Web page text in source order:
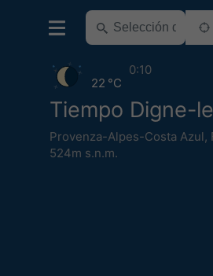
Tiempo Digne-
Provenza-Alpes-Costa Azul,
524m s.n.m.
22 °C
0:10